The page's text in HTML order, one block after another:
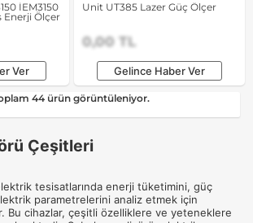
İEM3150
Enerji Ölçer
Ver
Unit UT385 Lazer Güç Ölçer
0,00 TL
Gelince Haber Ver
44 ürün görüntüleniyor.
Çeşitleri
tesisatlarında enerji tüketimini, güç
parametrelerini analiz etmek için
Bu cihazlar, çeşitli özelliklere ve yeteneklere